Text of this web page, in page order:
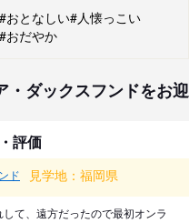
#おとなしい#人懐っこい
#おだやか
ダックスフンドをお
評価
ド 見学地：福岡県
て、遠方だったので最初オンラ